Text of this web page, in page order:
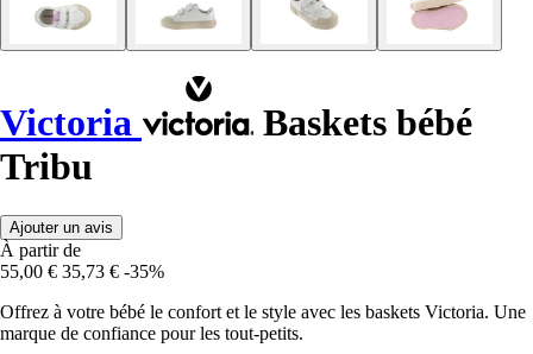
Victoria
Baskets bébé
Tribu
Ajouter un avis
À partir de
55,00 € 35,73 € -35%
Offrez à votre bébé le confort et le style avec les baskets Victoria. Une
marque de confiance pour les tout-petits.